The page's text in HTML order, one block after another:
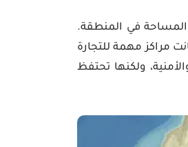
المساحة في المنطقة.
مراكز مهمة للتجارة
ولكنها تحتفظ